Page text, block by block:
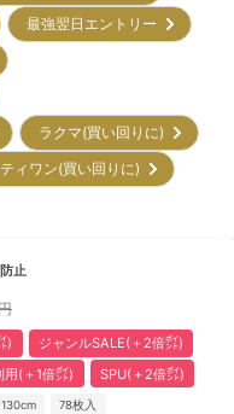
最強翌日エントリー
ラクマ(買い回りに)
ィワン(買い回りに)
止
)
ジャンルSALE(＋2倍㌽)
用(＋1倍㌽) SPU(＋2倍㌽)
78枚入